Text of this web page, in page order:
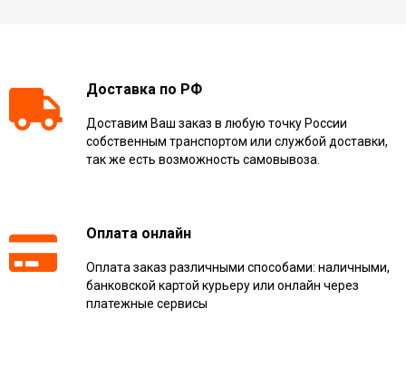
Доставка по РФ
Доставим Ваш заказ в любую точку России
собственным транспортом или службой доставки,
так же есть возможность самовывоза.
Оплата онлайн
Оплата заказ различными способами: наличными,
банковской картой курьеру или онлайн через
платежные сервисы